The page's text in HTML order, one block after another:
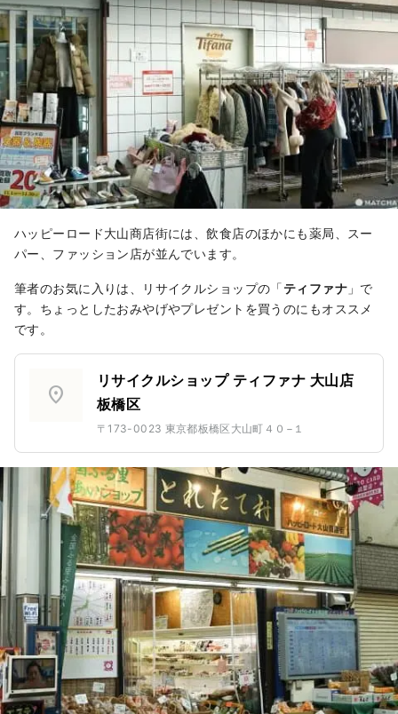
ハッピーロード大山商店街には、飲食店のほかにも薬局、スー
パー、ファッション店が並んでいます。
筆者のお気に入りは、リサイクルショップの「ティファナ」で
す。ちょっとしたおみやげやプレゼントを買うのにもオススメ
です。
location_on
リサイクルショップ ティファナ 大山店
板橋区
〒173-0023 東京都板橋区大山町４０−１